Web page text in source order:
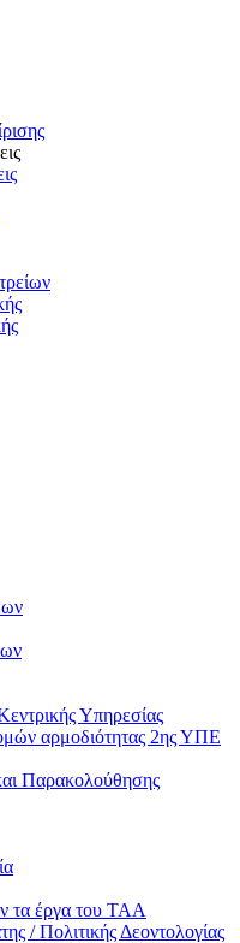
Υπηρεσίας
αρμοδιότητας 2ης ΥΠΕ
Παρακολούθησης
τα έργα του ΤΑΑ
/ Πολιτικής Δεοντολογίας